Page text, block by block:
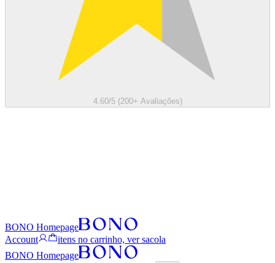
4.60/5 (200+ Avaliações)
BONO Homepage
Account
itens no carrinho, ver sacola
BONO Homepage